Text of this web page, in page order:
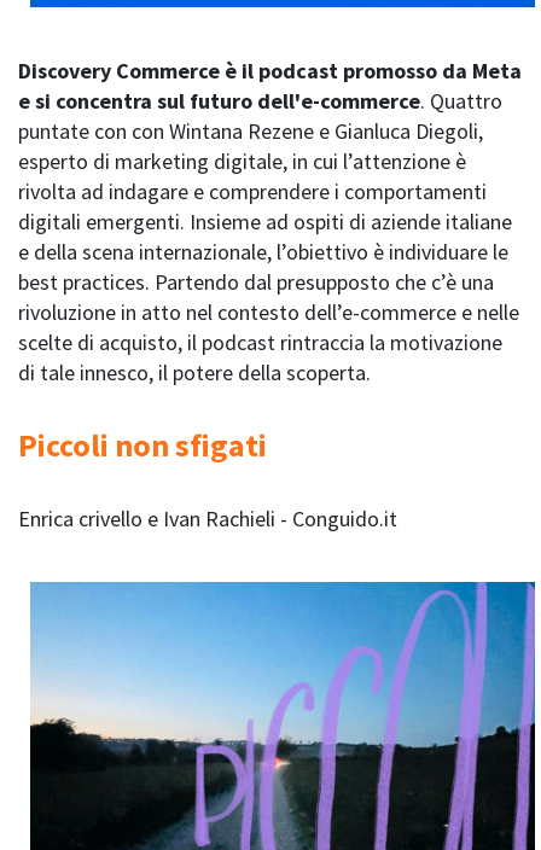
Discovery Commerce è il podcast promosso da Meta
e si concentra sul futuro dell'e-commerce. Quattro
puntate con con Wintana Rezene e Gianluca Diegoli,
esperto di marketing digitale, in cui l’attenzione è
rivolta ad indagare e comprendere i comportamenti
digitali emergenti. Insieme ad ospiti di aziende italiane
e della scena internazionale, l’obiettivo è individuare le
best practices. Partendo dal presupposto che c’è una
rivoluzione in atto nel contesto dell’e-commerce e nelle
scelte di acquisto, il podcast rintraccia la motivazione
di tale innesco, il potere della scoperta.
Piccoli non sfigati
Enrica crivello e Ivan Rachieli - Conguido.it